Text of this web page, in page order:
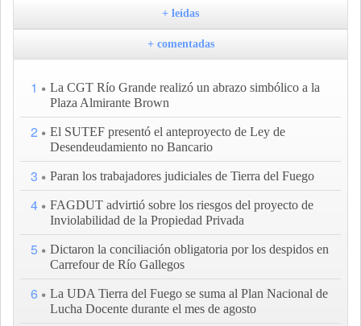
+ leídas
+ comentadas
1
La CGT Río Grande realizó un abrazo simbólico a la
Plaza Almirante Brown
2
El SUTEF presentó el anteproyecto de Ley de
Desendeudamiento no Bancario
3 Paran los trabajadores judiciales de Tierra del Fuego
4
FAGDUT advirtió sobre los riesgos del proyecto de
Inviolabilidad de la Propiedad Privada
5
Dictaron la conciliación obligatoria por los despidos en
Carrefour de Río Gallegos
6
La UDA Tierra del Fuego se suma al Plan Nacional de
Lucha Docente durante el mes de agosto